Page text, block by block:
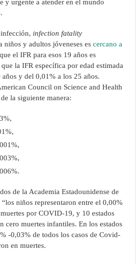
y urgente a atender en el mundo
infection fatality
niños y adultos jóveneses escercano a
el IFR para esos 19 años es
la IFR específica por edad estimada
y del 0,01% a los 25 años.
Council on Science and Health
la siguiente manera:
de la Academia Estadounidense de
niños representaron entre el 0,00%
por COVID-19, y 10 estados
cero muertes infantiles. En los estados
-0,03% de todos los casos de Covid-
en muertes.